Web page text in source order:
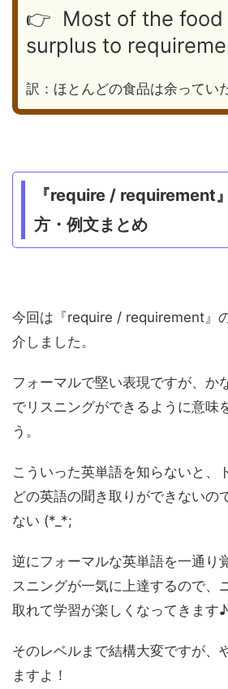
👉 Most of the food
surplus to
訳：ほとんどの食品は余ってい
『require / requirement
方・例文まとめ
今回は『require / requirement』
介しました。
フォーマルで堅い表現ですが、か
でリスニングができるように意味
う。
こういった英単語を知らないと、
どの英語の聞き取りができないの
ない (*_*;
逆にフォーマルな英単語を一通り
スニングが一気に上達するので、
取れて学習が楽しくなってきます♪
そのレベルまで結構大変ですが、
ますよ！